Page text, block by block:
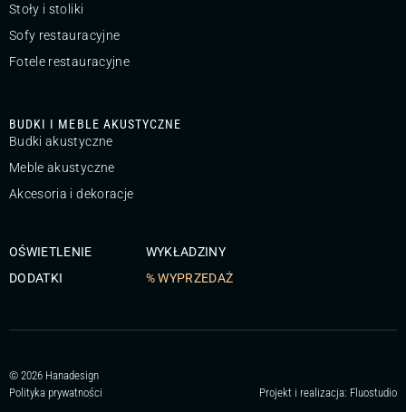
Stoły i stoliki
Sofy restauracyjne
Fotele restauracyjne
BUDKI I MEBLE AKUSTYCZNE
Budki akustyczne
Meble akustyczne
Akcesoria i dekoracje
OŚWIETLENIE
DODATKI
WYKŁADZINY
% WYPRZEDAŻ
© 2026 Hanadesign
Polityka prywatności
Projekt i realizacja: Fluostudio